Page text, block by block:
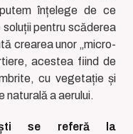
înțelege de ce
pentru scăderea
crearea unor „micro-
acestea fiind de
cu vegetație și
naturală a aerului.
se referă la